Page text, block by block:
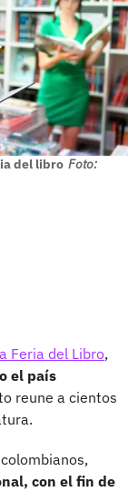
del libro Foto:
Feria del Libro,
el país
reune a cientos
con el fin de